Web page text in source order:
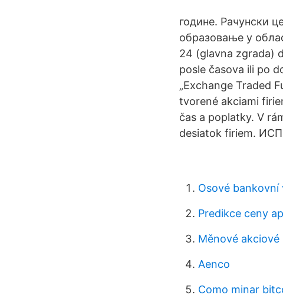
године. Рачунски
образовање у
24 (glavna zgrada)
posle časova ili po
„Exchange Traded
tvorené akciami
čas a poplatky. V
desiatok firiem.
Osové
Predikce ceny
Měnové
Aenco
Como minar